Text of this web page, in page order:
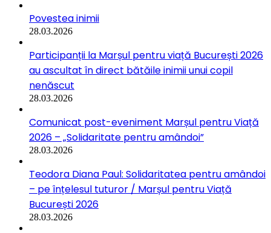
Povestea inimii
28.03.2026
Participanții la Marșul pentru viață București 2026
au ascultat în direct bătăile inimii unui copil
nenăscut
28.03.2026
Comunicat post-eveniment Marșul pentru Viață
2026 – „Solidaritate pentru amândoi”
28.03.2026
Teodora Diana Paul: Solidaritatea pentru amândoi
– pe înțelesul tuturor / Marșul pentru Viață
București 2026
28.03.2026